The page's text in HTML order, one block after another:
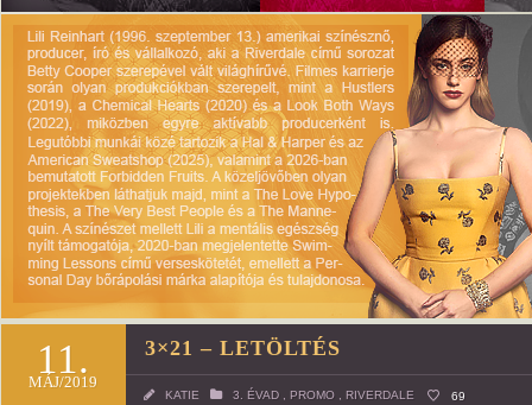
11.
MÁJ/2019
3×21 – LETÖLTÉS
KATIE 3. ÉVAD PROMO RIVERDALE 69